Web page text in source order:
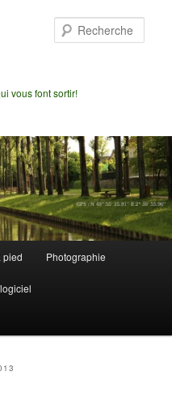
vous font sortir!
pied Photographie